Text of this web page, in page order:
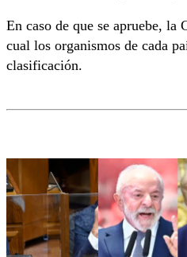
En caso de que se apruebe,
cual los organismos de cada
clasificación.